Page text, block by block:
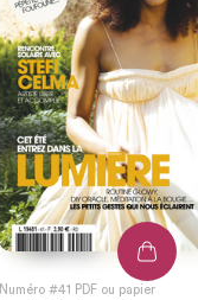
Numéro #41 PDF ou papier